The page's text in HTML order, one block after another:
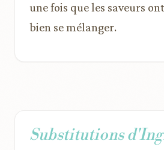
une fois que les saveurs
bien se mélanger.
Substitutions